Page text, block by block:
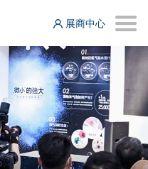
展商中心